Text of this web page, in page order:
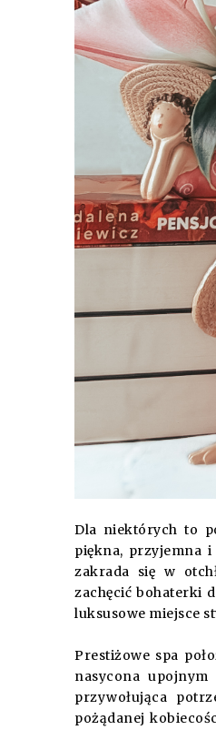
Dla niektórych to
piękna, przyjemna
zakrada się w
zachęcić bohaterki
luksusowe miejsce
Prestiżowe spa
nasycona upojnym
przywołująca
pożądanej